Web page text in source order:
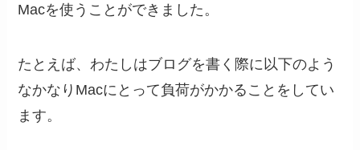
Macを使うことができました。
たとえば、わたしはブログを書く際に以下のよう
なかなりMacにとって負荷がかかることをしてい
ます。